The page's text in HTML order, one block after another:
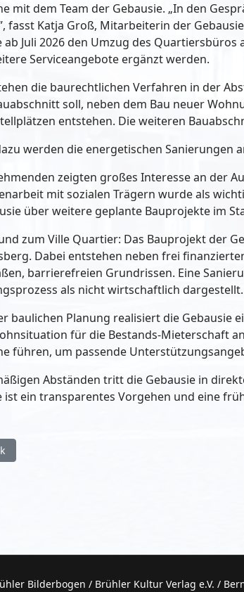
mit dem Team der Gebausie. „In den
fasst Katja Groß, Mitarbeiterin der
ab Juli 2026 den Umzug des
Serviceangebote ergänzt werden.
die baurechtlichen Verfahren in der
soll, neben dem Bau neuer
entstehen. Die weiteren
werden die energetischen Sanierungen
zeigten großes Interesse an der
mit sozialen Trägern wurde als
über weitere geplante Bauprojekte im
zum Ville Quartier: Das Bauprojekt der
Dabei entstehen neben frei
barrierefreien Grundrissen. Eine
als nicht wirtschaftlich dargestellt.
baulichen Planung realisiert die
für die Bestands-Mieterschaft
führen, um passende
Abständen tritt die Gebausie in
ist ein transparentes Vorgehen und eine
Beitrag: Brühler Monatschronik: Mai
Bilderbogen / Brühler Kultur Verlag e.V. /